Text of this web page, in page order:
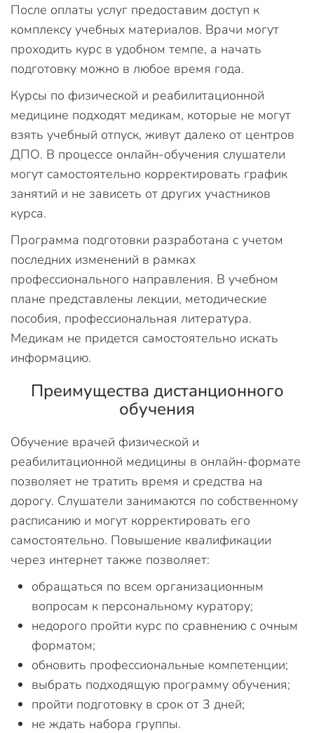
После оплаты услуг предоставим доступ к
комплексу учебных материалов. Врачи могут
проходить курс в удобном темпе, а начать
подготовку можно в любое время года.
Курсы по физической и реабилитационной
медицине подходят медикам, которые не могут
взять учебный отпуск, живут далеко от центров
ДПО. В процессе онлайн-обучения слушатели
могут самостоятельно корректировать график
занятий и не зависеть от других участников
курса.
Программа подготовки разработана с учетом
последних изменений в рамках
профессионального направления. В учебном
плане представлены лекции, методические
пособия, профессиональная литература.
Медикам не придется самостоятельно искать
информацию.
Преимущества дистанционного
обучения
Обучение врачей физической и
реабилитационной медицины в онлайн-формате
позволяет не тратить время и средства на
дорогу. Слушатели занимаются по собственному
расписанию и могут корректировать его
самостоятельно. Повышение квалификации
через интернет также позволяет:
обращаться по всем организационным
вопросам к персональному куратору;
недорого пройти курс по сравнению с очным
форматом;
обновить профессиональные компетенции;
выбрать подходящую программу обучения;
пройти подготовку в срок от 3 дней;
не ждать набора группы.